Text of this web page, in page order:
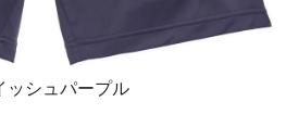
ッシュパープル